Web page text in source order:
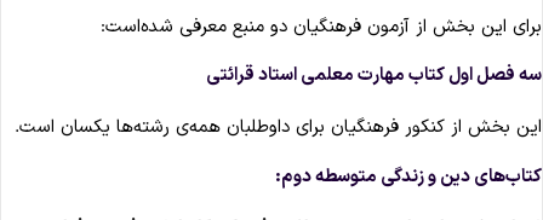
این بخش از آزمون فرهنگیان دو منبع معرفی شده‌است‌:
فصل اول کتاب مهارت معلمی استاد قرائتی
بخش از کنکور فرهنگیان برای داوطلبان همه‌ی رشته‌ها یکسان است.
دین و زندگی متوسطه دوم: